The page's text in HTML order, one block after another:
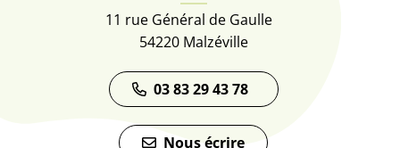
11 rue Général de Gaulle
54220 Malzéville
03 83 29 43 78
Nous écrire